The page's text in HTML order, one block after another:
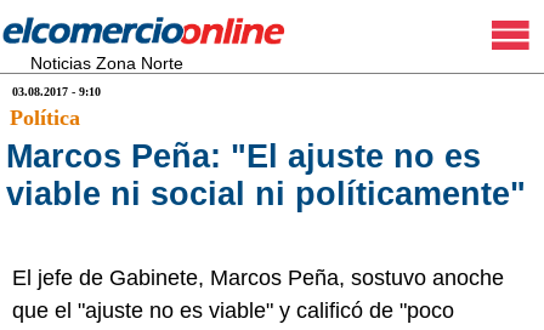
Noticias Zona Norte
03.08.2017 - 9:10
Política
Marcos Peña: "El ajuste no es
viable ni social ni políticamente"
El jefe de Gabinete, Marcos Peña, sostuvo anoche
que el "ajuste no es viable" y calificó de "poco